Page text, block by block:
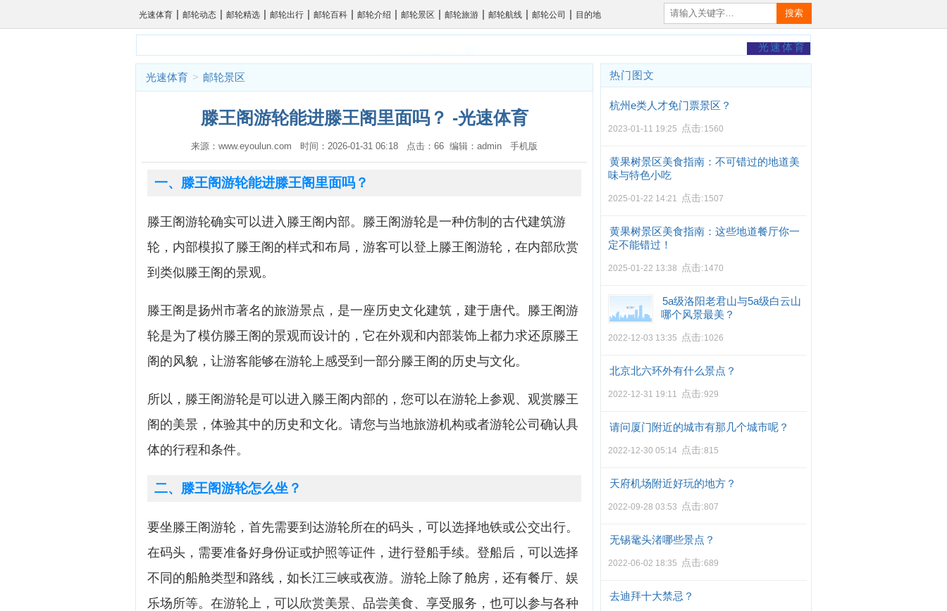
光速体育 | 邮轮动态 | 邮轮精选 | 邮轮出行 | 邮轮百科 | 邮轮介绍 | 邮轮景区 | 邮轮旅游 | 邮轮航线 | 邮轮公司 | 目的地 搜索
光速体育
光速体育 > 邮轮景区
滕王阁游轮能进滕王阁里面吗？ -光速体育
来源：www.eyoulun.com 时间：2026-01-31 06:18 点击：66 编辑：admin 手机版
一、滕王阁游轮能进滕王阁里面吗？
滕王阁游轮确实可以进入滕王阁内部。滕王阁游轮是一种仿制的古代建筑游
轮，内部模拟了滕王阁的样式和布局，游客可以登上滕王阁游轮，在内部欣赏
到类似滕王阁的景观。
滕王阁是扬州市著名的旅游景点，是一座历史文化建筑，建于唐代。滕王阁游
轮是为了模仿滕王阁的景观而设计的，它在外观和内部装饰上都力求还原滕王
阁的风貌，让游客能够在游轮上感受到一部分滕王阁的历史与文化。
所以，滕王阁游轮是可以进入滕王阁内部的，您可以在游轮上参观、观赏滕王
阁的美景，体验其中的历史和文化。请您与当地旅游机构或者游轮公司确认具
体的行程和条件。
二、滕王阁游轮怎么坐？
要坐滕王阁游轮，首先需要到达游轮所在的码头，可以选择地铁或公交出行。
在码头，需要准备好身份证或护照等证件，进行登船手续。登船后，可以选择
不同的船舱类型和路线，如长江三峡或夜游。游轮上除了舱房，还有餐厅、娱
乐场所等。在游轮上，可以欣赏美景、品尝美食、享受服务，也可以参与各种
热门图文
杭州e类人才免门票景区？
2023-01-11 19:25 点击:1560
黄果树景区美食指南：不可错过的地道美
味与特色小吃
2025-01-22 14:21 点击:1507
黄果树景区美食指南：这些地道餐厅你一
定不能错过！
2025-01-22 13:38 点击:1470
5a级洛阳老君山与5a级白云山
哪个风景最美？
2022-12-03 13:35 点击:1026
北京北六环外有什么景点？
2022-12-31 19:11 点击:929
请问厦门附近的城市有那几个城市呢？
2022-12-30 05:14 点击:815
天府机场附近好玩的地方？
2022-09-28 03:53 点击:807
无锡鼋头渚哪些景点？
2022-06-02 18:35 点击:689
去迪拜十大禁忌？